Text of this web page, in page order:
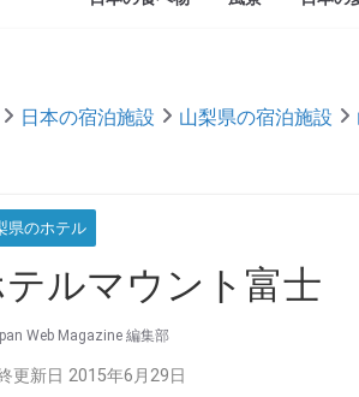
日本の宿泊施設 山梨県の宿泊施設
県のホテル
ルマウント富士
Web Magazine 編集部
更新日 2015年6月29日